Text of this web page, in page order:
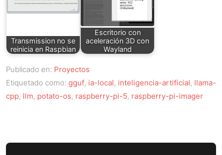
Transmission no se
reinicia en Raspbian
Escritorio con
aceleración 3D con
Wayland
Publicado en: Proyectos
Etiquetado como: gguf, ia-local, inteligencia-artificial, llama-
cpp, llm, potato-os, raspberry-pi-5, raspberry-pi-imager